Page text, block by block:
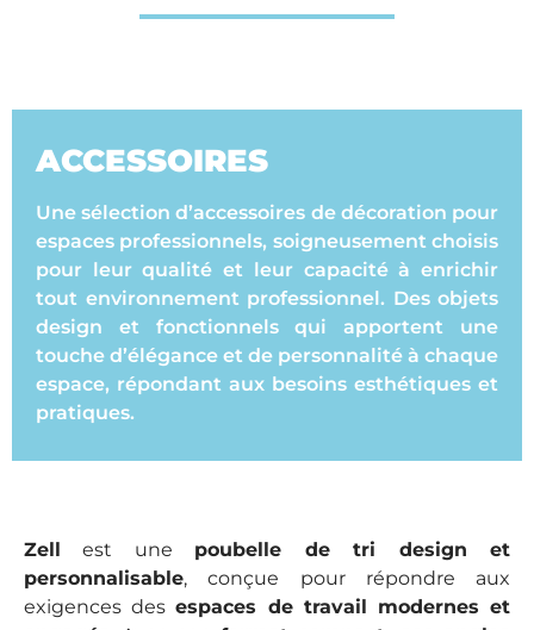
ACCESSOIRES
Une sélection d’accessoires de décoration pour
espaces professionnels, soigneusement choisis
pour leur qualité et leur capacité à enrichir
tout environnement professionnel. Des objets
design et fonctionnels qui apportent une
touche d’élégance et de personnalité à chaque
espace, répondant aux besoins esthétiques et
pratiques.
Zell est une poubelle de tri design et
personnalisable, conçue pour répondre aux
exigences desespaces de travail modernes et